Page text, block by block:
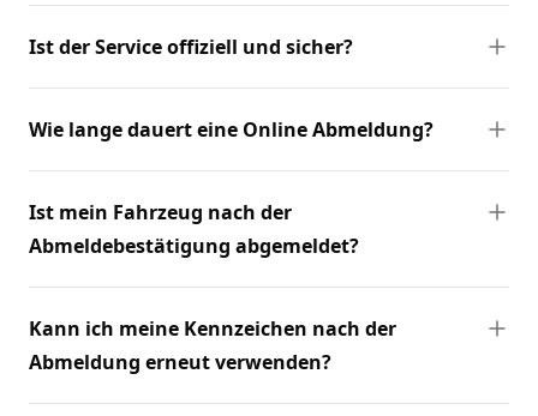
Ist der Service offiziell und sicher?
Wie lange dauert eine Online Abmeldung?
Ist mein Fahrzeug nach der
Abmeldebestätigung abgemeldet?
Kann ich meine Kennzeichen nach der
Abmeldung erneut verwenden?